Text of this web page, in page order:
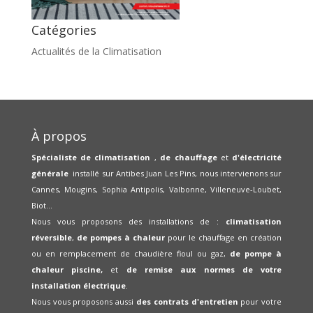
Catégories
Actualités de la Climatisation
À propos
Spécialiste de climatisation , de chauffageet d'électricité
générale installé sur Antibes Juan Les Pins, nous intervienons sur
Cannes, Mougins, Sophia Antipolis, Valbonne, Villeneuve-Loubet,
Biot...
Nous vous proposons des installations de : climatisation
réversible, de pompes à chaleurpour le chauffage en création
ou en remplacement de chaudière fioul ou gaz, de pompe à
chaleur piscine, et de remise aux normes de votre
installation électrique.
Nous vous proposons aussi des contrats d'entretien pour votre